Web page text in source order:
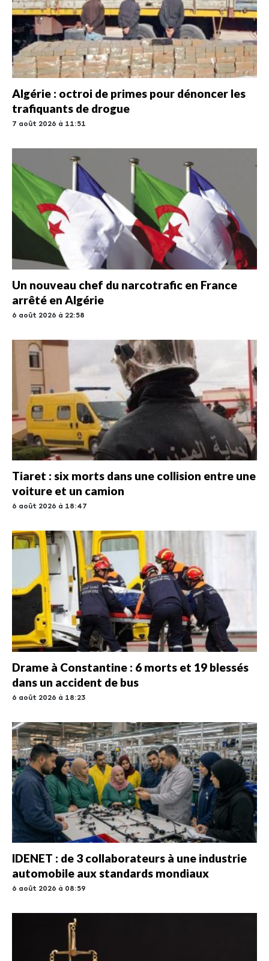
Algérie : octroi de primes pour dénoncer les
trafiquants de drogue
7 août 2026 à 11:51
Un nouveau chef du narcotrafic en France
arrêté en Algérie
6 août 2026 à 22:58
Tiaret : six morts dans une collision entre une
voiture et un camion
6 août 2026 à 18:47
Drame à Constantine : 6 morts et 19 blessés
dans un accident de bus
6 août 2026 à 18:23
IDENET : de 3 collaborateurs à une industrie
automobile aux standards mondiaux
6 août 2026 à 08:59